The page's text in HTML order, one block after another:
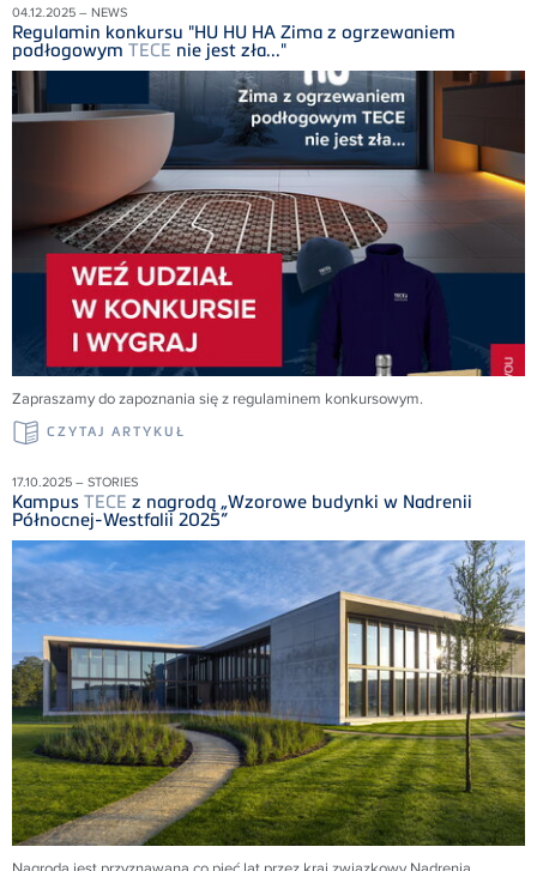
04.12.2025 – NEWS
Regulamin konkursu "HU HU HA Zima z ogrzewaniem
podłogowym TECE nie jest zła..."
Zapraszamy do zapoznania się z regulaminem konkursowym.
CZYTAJ ARTYKUŁ
17.10.2025 – STORIES
Kampus TECE z nagrodą „Wzorowe budynki w Nadrenii
Północnej-Westfalii 2025”